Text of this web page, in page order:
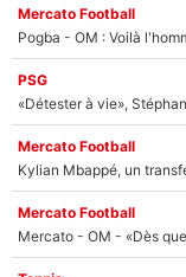
Mercato Football
Pogba - OM : Voilà
PSG
«Détester à vie»,
Mercato Football
Kylian Mbappé, un
Mercato Football